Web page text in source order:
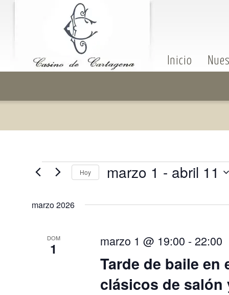
Inicio
Hoy marzo 1 - abril 11
marzo 2026
DOM
1
Tarde de baile en
clásicos de
marzo 1 @ 19:00 - 22:00